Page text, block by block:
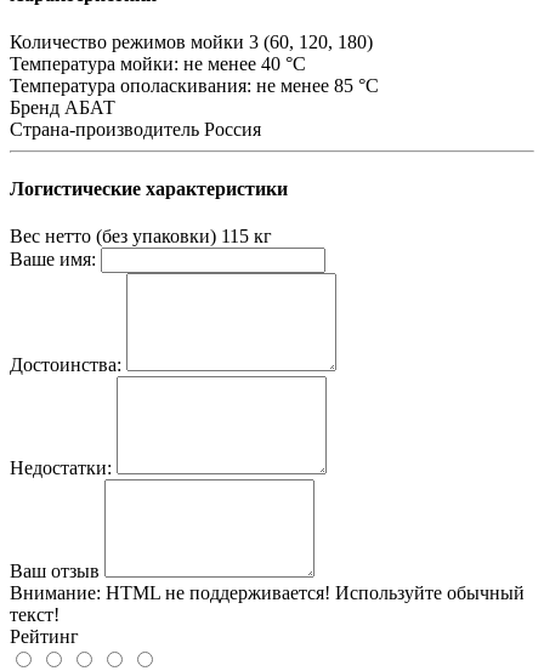
Количество режимов мойки 3 (60, 120, 180)
Температура мойки: не менее 40 °С
Температура ополаскивания: не менее 85 °С
Бренд АБАТ
Страна-производитель Россия
Логистические характеристики
Вес нетто (без упаковки) 115 кг
Ваше имя:
Достоинства:
Недостатки:
Ваш отзыв
Внимание: HTML не поддерживается! Используйте обычный
текст!
Рейтинг